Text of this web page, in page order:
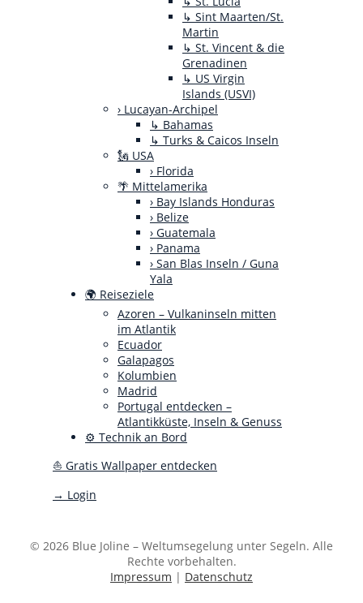
↳ Sint Maarten/St.
Martin
↳ St. Vincent & die
Grenadinen
↳ US Virgin
Islands (USVI)
› Lucayan-Archipel
↳ Bahamas
↳ Turks & Caicos Inseln
🗽 USA
› Florida
🌴 Mittelamerika
› Bay Islands Honduras
› Belize
› Guatemala
› Panama
› San Blas Inseln / Guna
Yala
🌍 Reiseziele
Azoren – Vulkaninseln mitten
im Atlantik
Ecuador
Galapagos
Kolumbien
Madrid
Portugal entdecken –
Atlantikküste, Inseln & Genuss
⚙️ Technik an Bord
⛵ Gratis Wallpaper entdecken
→ Login
© 2026 Blue Joline – Weltumsegelung unter Segeln. Alle
Rechte vorbehalten.
Impressum | Datenschutz